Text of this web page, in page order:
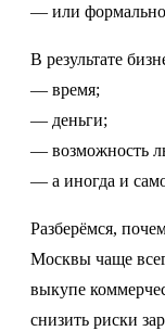
— или
В результате
— время;
— деньги;
— возможность
— а иногда и
Разберёмся,
Москвы чаще
выкупе
снизить риски